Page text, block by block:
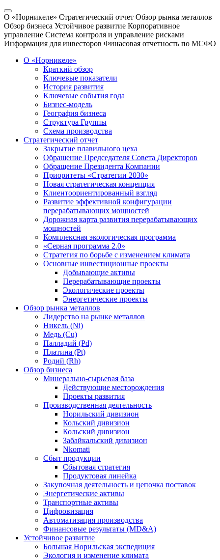
О «Норникеле» Стратегический отчет Обзор рынка металлов
Обзор бизнеса Устойчивое развитие Корпоративное
управление Система контроля и управление рисками
Информация для инвесторов Финасовая отчетность по МСФО
О «Норникеле»
Краткий обзор
Ключевые показатели
История развития
Ключевые события года
Бизнес-модель
География бизнеса
Структура Группы
Схема производства
Стратегический отчет
Закрытие плавильного цеха
Обращение Председателя Совета Директоров
Обращение Президента Компании
Приоритеты «Стратегии 2030»
Новая стратегическая концепция
Клиентоориентированный взгляд
Развитие эффективной конфигурации
перерабатывающих мощностей
Дорожная карта развития перерабатывающих
мощностей
Комплексная экологическая программа
«Серная программа 2.0»
Стратегия по борьбе с изменением климата
Основные инвестиционные проекты
Добывающие активы
Перерабатывающие проекты
Экологические проекты
Энергетические проекты
Обзор рынка металлов
Лидерство на рынке металлов
Никель (Ni)
Медь (Cu)
Палладий (Pd)
Платина (Pt)
Родий (Rh)
Обзор бизнеса
Минерально-сырьевая база
Действующие месторождения
Проекты развития
Производственная деятельность
Норильский дивизион
Кольский дивизион
Кольский дивизион
Забайкальский дивизион
Nkomati
Сбыт продукции
Сбытовая стратегия
Продуктовая линейка
Закупочная деятельность и цепочка поставок
Энергетические активы
Транспортные активы
Цифровизация
Автоматизация производства
Финансовые результаты (MD&A)
Устойчивое развитие
Большая Норильская экспедиция
Экология и изменение климата